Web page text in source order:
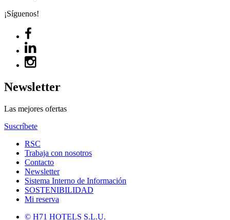
¡Síguenos!
Newsletter
Las mejores ofertas
Suscríbete
RSC
Trabaja con nosotros
Contacto
Newsletter
Sistema Interno de Información
SOSTENIBILIDAD
Mi reserva
© H71 HOTELS S.L.U.